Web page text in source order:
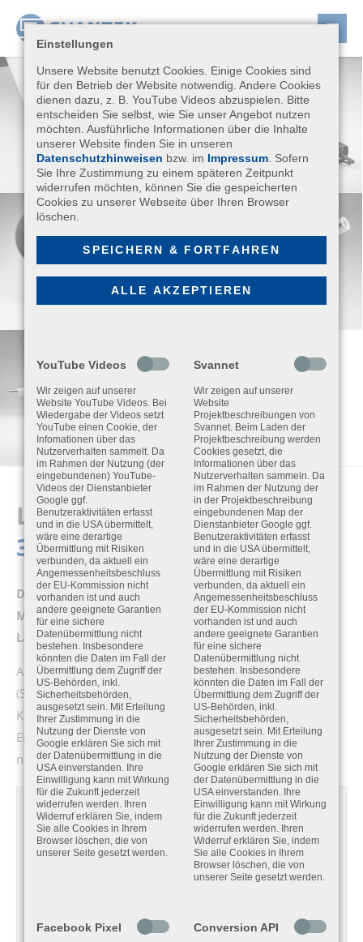
LÄRMMESSSTATIONSV
307A
Die SV 307A ist die eichfähige "All-in-One" Klasse 1
Messstation für die unbeaufsichtigte
Lärmüberwachung.
Alle Komponenten sind in der Station integriert
(Schallpegelmesser, wetterfestes Mikrofon,
Kalibrieroszillator, Modem).
Eine umständliche und fehleranfällige Verkabelung gibt es
nicht mehr.
YouTube Video:
Das Video kann aufgrund Ihrer fehlenden
Zustimmung zu YouTube Videos nicht angezeigt
werden. Bitte passen Sie Ihre Einstellungen an,
Einstellungen
Unsere Website benutzt Cookies. Einige Cookies sind
für den Betrieb der Website notwendig. Andere Cookies
dienen dazu, z. B. YouTube Videos abzuspielen. Bitte
entscheiden Sie selbst, wie Sie unser Angebot nutzen
möchten. Ausführliche Informationen über die Inhalte
unserer Website finden Sie in unseren
Datenschutzhinweisen bzw. im Impressum . Sofern
Sie Ihre Zustimmung zu einem späteren Zeitpunkt
widerrufen möchten, können Sie die gespeicherten
Cookies zu unserer Webseite über Ihren Browser
löschen.
SPEICHERN & FORTFAHREN
ALLE AKZEPTIEREN
YouTube Videos
Wir zeigen auf unserer
Website YouTube Videos. Bei
Wiedergabe der Videos setzt
YouTube einen Cookie, der
Infomationen über das
Nutzerverhalten sammelt. Da
im Rahmen der Nutzung (der
eingebundenen) YouTube-
Videos der Dienstanbieter
Google ggf.
Benutzeraktivitäten erfasst
und in die USA übermittelt,
wäre eine derartige
Übermittlung mit Risiken
verbunden, da aktuell ein
Angemessenheitsbeschluss
der EU-Kommission nicht
vorhanden ist und auch
andere geeignete Garantien
für eine sichere
Datenübermittlung nicht
bestehen. Insbesondere
könnten die Daten im Fall der
Übermittlung dem Zugriff der
US-Behörden, inkl.
Sicherheitsbehörden,
ausgesetzt sein. Mit Erteilung
Ihrer Zustimmung in die
Nutzung der Dienste von
Google erklären Sie sich mit
der Datenübermittlung in die
USA einverstanden. Ihre
Einwilligung kann mit Wirkung
für die Zukunft jederzeit
widerrufen werden. Ihren
Widerruf erklären Sie, indem
Sie alle Cookies in Ihrem
Browser löschen, die von
unserer Seite gesetzt werden.
Svannet
Wir zeigen auf unserer
Website
Projektbeschreibungen von
Svannet. Beim Laden der
Projektbeschreibung werden
Cookies gesetzt, die
Informationen über das
Nutzerverhalten sammeln. Da
im Rahmen der Nutzung der
in der Projektbeschreibung
eingebundenen Map der
Dienstanbieter Google ggf.
Benutzeraktivitäten erfasst
und in die USA übermittelt,
wäre eine derartige
Übermittlung mit Risiken
verbunden, da aktuell ein
Angemessenheitsbeschluss
der EU-Kommission nicht
vorhanden ist und auch
andere geeignete Garantien
für eine sichere
Datenübermittlung nicht
bestehen. Insbesondere
könnten die Daten im Fall der
Übermittlung dem Zugriff der
US-Behörden, inkl.
Sicherheitsbehörden,
ausgesetzt sein. Mit Erteilung
Ihrer Zustimmung in die
Nutzung der Dienste von
Google erklären Sie sich mit
der Datenübermittlung in die
USA einverstanden. Ihre
Einwilligung kann mit Wirkung
für die Zukunft jederzeit
widerrufen werden. Ihren
Widerruf erklären Sie, indem
Sie alle Cookies in Ihrem
Browser löschen, die von
unserer Seite gesetzt werden.
Facebook Pixel Conversion API